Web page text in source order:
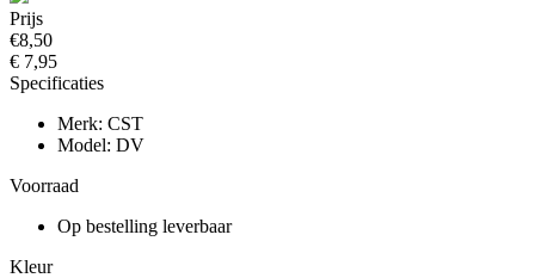
Prijs
€8,50
€ 7,95
Specificaties
Merk: CST
Model: DV
Voorraad
Op bestelling leverbaar
Kleur